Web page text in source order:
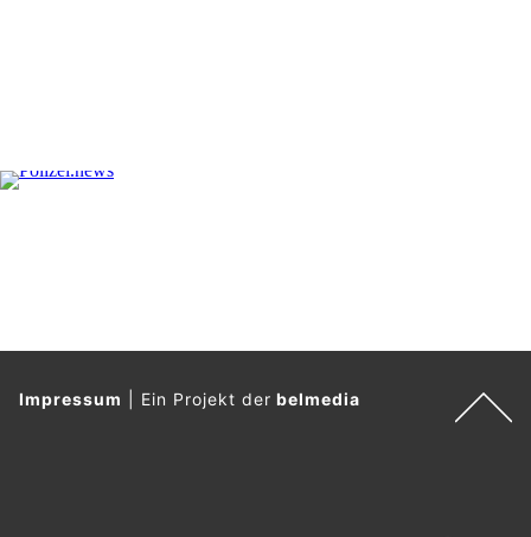
Impressum Ein Projekt derbelmedia